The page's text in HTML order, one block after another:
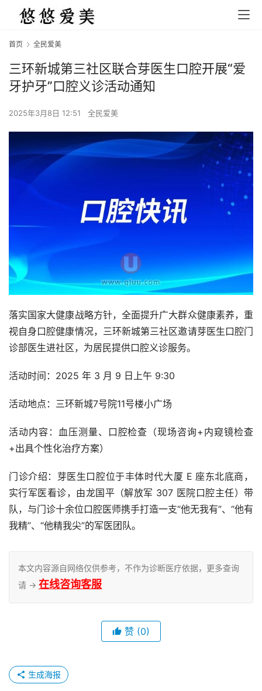
首页 全民爱美
三环新城第三社区联合芽医生口腔开展“爱
牙护牙”口腔义诊活动通知
2025年3月8日 12:51 全民爱美
落实国家大健康战略方针，全面提升广大群众健康素养，重
视自身口腔健康情况，三环新城第三社区邀请芽医生口腔门
诊部医生进社区，为居民提供口腔义诊服务。
活动时间：2025 年 3 月 9 日上午 9:30
活动地点：三环新城7号院11号楼小广场
活动内容：血压测量、口腔检查（现场咨询+内窥镜检查
+出具个性化治疗方案）
门诊介绍：芽医生口腔位于丰体时代大厦 E 座东北底商，
实行军医看诊，由龙国平（解放军 307 医院口腔主任）带
队，与门诊十余位口腔医师携手打造一支“他无我有”、“他有
我精”、“他精我尖”的军医团队。
本文内容源自网络仅供参考，不作为诊断医疗依据，更多查询
请 → 在线咨询客服
赞 (0)
生成海报